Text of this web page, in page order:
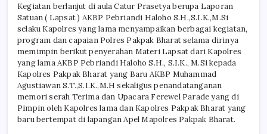
Kegiatan berlanjut di aula Catur Prasetya berupa Laporan
Satuan ( Lapsat ) AKBP Pebriandi Haloho S.H.,S.I.K.,M.Si
selaku Kapolres yang lama menyampaikan berbagai kegiatan,
program dan capaian Polres Pakpak Bharat selama dirinya
memimpin berikut penyerahan Materi Lapsat dari Kapolres
yang lama AKBP Pebriandi Haloho S.H., S.I.K., M.Si kepada
Kapolres Pakpak Bharat yang Baru AKBP Muhammad
Agustiawan S.T.,S.I.K.,M.H sekaligus penandatanganan
memori serah Terima dan Upacara Ferewel Parade yang di
Pimpin oleh Kapolres lama dan Kapolres Pakpak Bharat yang
baru bertempat di lapangan Apel Mapolres Pakpak Bharat.